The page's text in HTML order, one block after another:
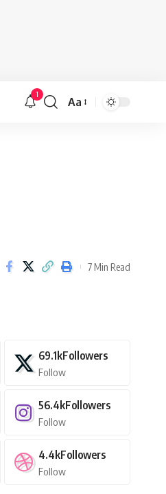
1
Font
Aa
7 Min Read
69.1kFollowers
Follow
56.4kFollowers
Follow
4.4kFollowers
Follow